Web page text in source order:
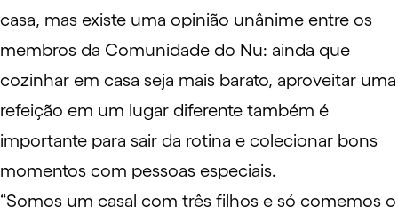
casa, mas existe uma opinião unânime entre os
membros da Comunidade do Nu: ainda que
cozinhar em casa seja mais barato, aproveitar uma
refeição em um lugar diferente também é
importante para sair da rotina e colecionar bons
momentos com pessoas especiais.
“Somos um casal com três filhos e só comemos o